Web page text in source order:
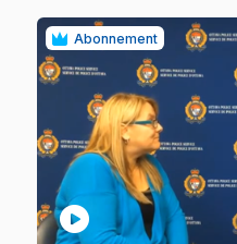
Abonnement
play_circle